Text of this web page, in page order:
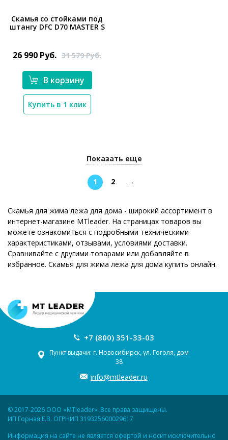
Скамья со стойками под
штангу DFC D70 MASTER S
26 990 Руб. 31 579Руб.
В корзину
Купить в 1 клик
Показать еще
1 2 →
Скамья для жима лежа для дома - широкий ассортимент в
интернет-магазине MTleader. На страницах товаров вы
можете ознакомиться с подробными техническими
характеристиками, отзывами, условиями доставки.
Сравнивайте с другими товарами или добавляйте в
избранное. Скамья для жима лежа для дома купить онлайн.
+7 (800) 351-33-03
Пункт выдачи: г. Новосибирск, ул. Гоголя, дом
38
info@mtleader.ru
© 2017-2026 ООО «MTleader». Все права защищены.
ИП Горная Е.В. ОГРНИП 319325600029617
Информация на сайте не является офертой и носит исключительно